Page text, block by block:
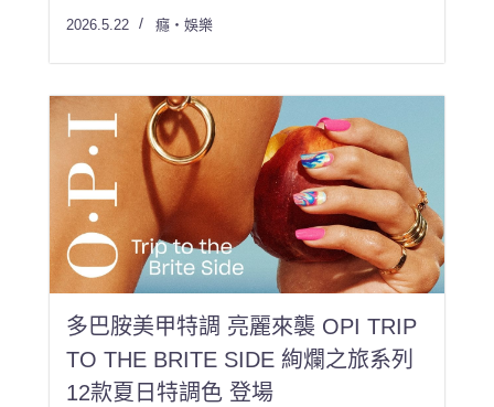
2026.5.22 癮・娛樂
多巴胺美甲特調 亮麗來襲 OPI TRIP
TO THE BRITE SIDE 絢爛之旅系列
12款夏日特調色 登場